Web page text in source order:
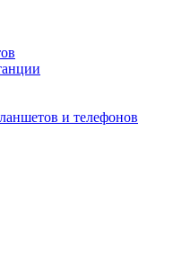
и телефонов